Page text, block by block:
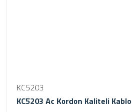
KC5203
KC5203 Ac Kordon Kaliteli Kablo